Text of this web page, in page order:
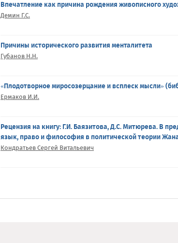
Впечатление как причина рождения живописного
Демин Г.С.
Причины исторического развития менталитета
Губанов Н.Н.
«Плодотворное миросозерцание и всплеск мысли»
Ермаков И.И.
Рецензия на книгу: Г.И. Баязитова, Д.С. Митюрева. В
язык, право и философия в политической теории
Кондратьев Сергей Витальевич